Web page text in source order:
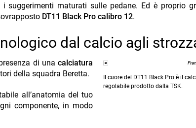
suggerimenti maturati sulle pedane. Ed è proprio
DT11 Black Pro calibro 12.
dal calcio agli
Il cuore del DT11 Black Pro è il
regolabile prodotto dalla TSK.
di una calciatura
della squadra Beretta.
all’anatomia del tuo
componente, in modo